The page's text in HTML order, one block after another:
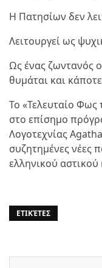
Η Πατησίων δεν
Λειτουργεί ως
Ως ένας ζωντανός
θυμάται και
Το «Τελευταίο
στο επίσημο
Λογοτεχνίας
συζητημένες νέες
ελληνικού αστικού
ΕΤΙΚΈΤΕΣ